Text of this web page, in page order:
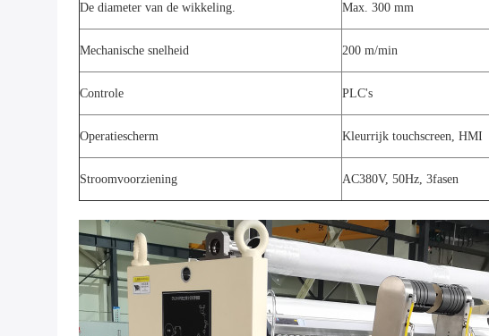
De diameter van de wikkeling. Max. 300 mm
Mechanische snelheid 200 m/min
Controle PLC's
Operatiescherm Kleurrijk touchscreen, HMI
Stroomvoorziening AC380V, 50Hz, 3fasen